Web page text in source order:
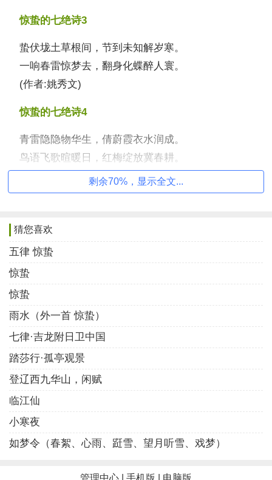
惊蛰的七绝诗3
蛰伏垅土草根间，节到未知解岁寒。
一响春雷惊梦去，翻身化蝶醉人寰。
(作者:姚秀文)
惊蛰的七绝诗4
青雷隐隐物华生，倩蔚霞衣水润成。
鸟语飞歌暄暖日，红梅绽放冀春耕。
黄鹂鸣曲鹰鸠化，乍起春雷雨色烟。
惊蛰的七绝诗6
惊蛰的七绝诗7
更始春雷醒蛰藏，和风烟雨杏园芳。
平畴沃野经行处，遍地耕耘农作忙。
惊蛰的七绝诗8
弱柳扶风无限意，田园农事已非闲。
剩余70%，显示全文...
猜您喜欢
五律 惊蛰
惊蛰
惊蛰
雨水（外一首 惊蛰）
七律·吉龙附日卫中国
踏莎行·孤亭观景
登辽西九华山，闲赋
临江仙
小寒夜
如梦令（春絮、心雨、跹雪、望月听雪、戏梦）
管理中心 手机版 电脑版